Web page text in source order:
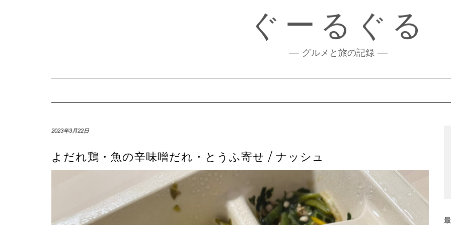
ぐーるぐる
グルメと旅の記録
2023年3月22日
よだれ鶏・魚の辛味噌だれ・とうふ寄せ / ナッシュ